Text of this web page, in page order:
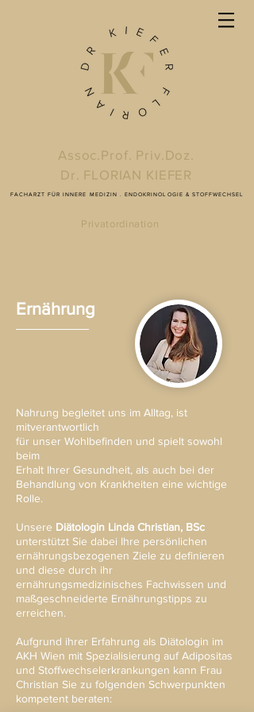
Assoc.Prof. Priv.Doz.
Dr. FLORIAN KIEFER
FACHARZT FÜR INNERE MEDIZIN . ENDOKRINOLOGIE & STOFFWECHSEL
Privatordination
Ernährung
Nahrung begleitet uns im Alltag, ist
mitverantwortlich
für unser Wohlbefinden und spielt sowohl
beim
Erhalt Ihrer Gesundheit, als auch bei der
Behandlung von Krankheiten eine wichtige
Rolle.
Unsere Diätologin Linda Christian, BSc
unterstützt Sie dabei Ihre persönlichen
ernährungsbezogenen Ziele zu definieren
und diese durch ihr
ernährungsmedizinisches Fachwissen und
maßgeschneiderte Ernährungstipps zu
erreichen.
Aufgrund ihrer Erfahrung als Diätologin im
AKH Wien mit Spezialisierung auf Adipositas
und Stoffwechselerkrankungen kann Frau
Christian Sie zu folgenden Schwerpunkten
kompetent beraten: